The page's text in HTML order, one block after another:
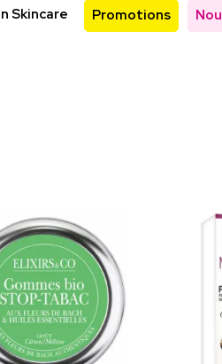
Skincare Promotions